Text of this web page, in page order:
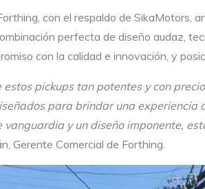
Forthing, con el respaldo de SikaMotors,
perfecta de diseño audaz,
con la calidad e innovación, y
pickups tan potentes y con
para brindar una
y un diseño imponente,
Gerente Comercial de Forthing.